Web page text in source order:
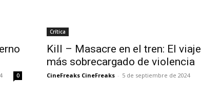
0
Crítica
Kill – Masacre en el tren: El viaje
más sobrecargado de violencia
CineFreaks CineFreaks - 5 de septiembre de 2024